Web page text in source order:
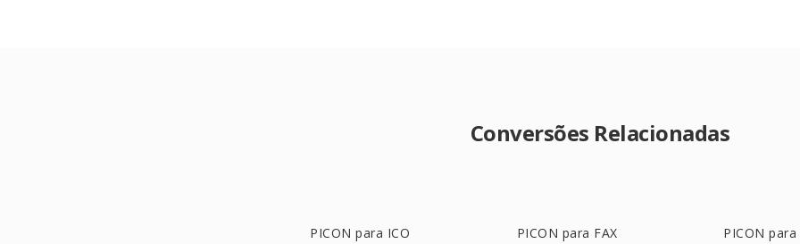
Conversões Relacionadas
PICON para ICO PICON para FAX PICON para